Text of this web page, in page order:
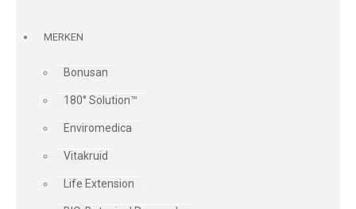
MERKEN
Bonusan
180° Solution™
Enviromedica
Vitakruid
Life Extension